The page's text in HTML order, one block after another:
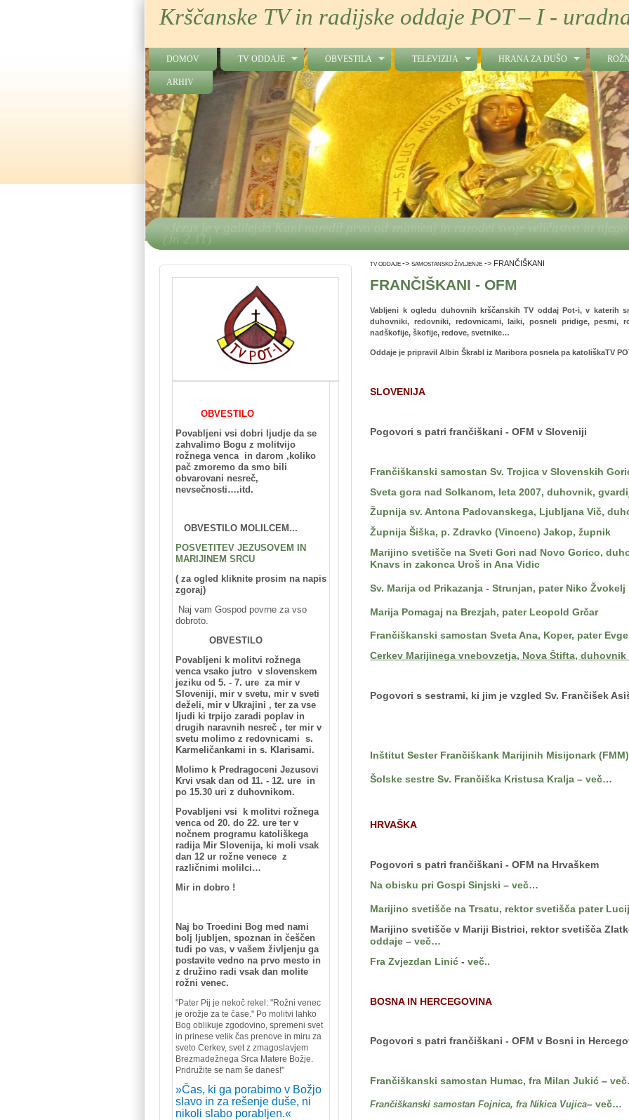
Krščanske TV in radijske oddaje POT – I -
DOMOV TV ODDAJE OBVESTILA TELEVIZIJA HRANA ZA DUŠO
ARHIV
TV ODDAJE->SAMOSTANSKO ŽIVLJENJE -> FRANČIŠKANI
FRANČIŠKANI - OFM
Vabljeni k ogledu duhovnih krščanskih TV oddaj Pot-i, v katerih
duhovniki, redovniki, redovnicami, laiki, posneli pridige, pesmi,
nadškofije, škofije, redove, svetnike…
Oddaje je pripravil Albin Škrabl iz Maribora posnela pa katoliškaTV
SLOVENIJA
Pogovori s patri frančiškani - OFM v Sloveniji
Frančiškanski samostan Sv. Trojica v Slovenskih
Sveta gora nad Solkanom, leta 2007, duhovnik,
Župnija sv. Antona Padovanskega, Ljubljana Vič,
Župnija Šiška, p. Zdravko (Vincenc) Jakop, župnik
Marijino svetišče na Sveti Gori nad Novo Gorico,
Knavs in zakonca Uroš in Ana Vidic
Sv. Marija od Prikazanja - Strunjan, pater Niko Žvokelj
Marija Pomagaj na Brezjah, pater Leopold Grčar
Frančiškanski samostan Sveta Ana, Koper, pater
Cerkev Marijinega vnebovzetja, Nova Štifta,
Pogovori s sestrami, ki jim je vzgled Sv. Frančišek
Inštitut Sester Frančiškank Marijinih Misijonark
Šolske sestre Sv. Frančiška Kristusa Kralja–več…
HRVAŠKA
Pogovori s patri frančiškani - OFM na Hrvaškem
Na obisku pri Gospi Sinjski –več…
Marijino svetišče na Trsatu, rektor svetišča pater
Marijino svetišče v Mariji Bistrici, rektor svetišča
oddaje –več…
Fra Zvjezdan Linić -več..
BOSNA IN HERCEGOVINA
Pogovori s patri frančiškani - OFM v Bosni in
Frančiškanski samostan Humac, fra Milan Jukić –
Frančiškanski samostan Fojnica, fra Nikica Vujica–več…
OBVESTILO
Povabljeni vsi dobri ljudje da se
zahvalimo Bogu z molitvijo
rožnega venca in darom ,koliko
pač zmoremo da smo bili
obvarovani nesreč,
nevsečnosti….itd.
OBVESTILO MOLILCEM...
POSVETITEV JEZUSOVEM IN
MARIJINEM SRCU
( za ogled kliknite prosim na napis
zgoraj)
Naj vam Gospod povrne za vso
dobroto.
OBVESTILO
Povabljeni k molitvi rožnega
venca vsako jutro v slovenskem
jeziku od 5. - 7. ure za mir v
Sloveniji, mir v svetu, mir v sveti
deželi, mir v Ukrajini , ter za vse
ljudi ki trpijo zaradi poplav in
drugih naravnih nesreč , ter mir v
svetu molimo z redovnicami s.
Karmeličankami in s. Klarisami.
Molimo k Predragoceni Jezusovi
Krvi vsak dan od 11. - 12. ure in
po 15.30 uri z duhovnikom.
Povabljeni vsi k molitvi rožnega
venca od 20. do 22. ure ter v
nočnem programu katoliškega
radija Mir Slovenija, ki moli vsak
dan 12 ur rožne venece z
različnimi molilci…
Mir in dobro !
Naj bo Troedini Bog med nami
bolj ljubljen, spoznan in češčen
tudi po vas, v vašem življenju ga
postavite vedno na prvo mesto in
z družino radi vsak dan molite
rožni venec.
"Pater Pij je nekoč rekel: "Rožni venec
je orožje za te čase." Po molitvi lahko
Bog oblikuje zgodovino, spremeni svet
in prinese velik čas prenove in miru za
sveto Cerkev, svet z zmagoslavjem
Brezmadežnega Srca Matere Božje.
Pridružite se nam še danes!"
»Čas, ki ga porabimo v Božjo
slavo in za rešenje duše, ni
nikoli slabo porabljen.«